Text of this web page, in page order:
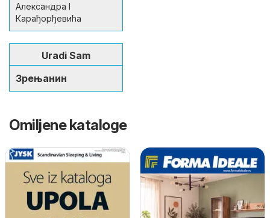
Александра I
Карађорђевића
Uradi Sam
Зрењанин
Omiljene kataloge